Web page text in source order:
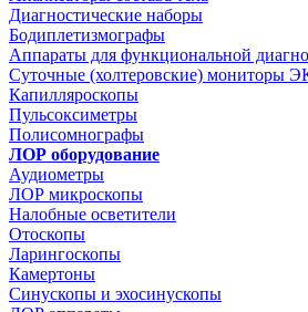
Диагностические наборы
Бодиплетизмографы
Аппараты для функциональной
Суточные (холтеровские) мониторы
Капилляроскопы
Пульсоксиметры
Полисомнографы
ЛОР оборудование
Аудиометры
ЛОР микроскопы
Налобные осветители
Отоскопы
Ларингоскопы
Камертоны
Синускопы и эхосинускопы